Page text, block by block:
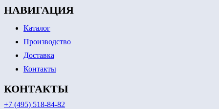
НАВИГАЦИЯ
Каталог
Производство
Доставка
Контакты
КОНТАКТЫ
+7 (495) 518-84-82